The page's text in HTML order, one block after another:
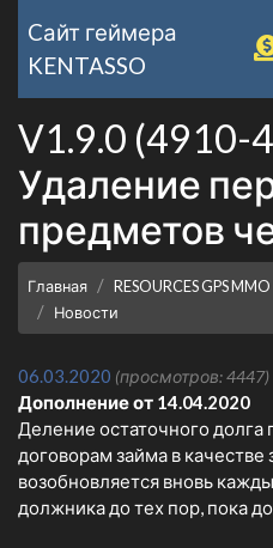
Cайт геймера
KENTASSO
V1.9.0 (4910-
Удаление
предметов
Главная RESOURCES GPS
Новости
06.03.2020 (просмотров: 4447)
Дополнение от 14.04.2020
Деление остаточного
договорам займа в качестве
возобновляется вновь
должника до тех пор, пока